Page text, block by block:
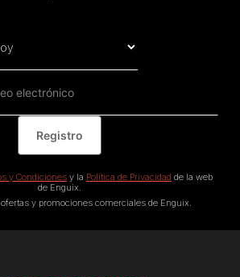
y Condicionesy la Política de Privacidad de la web
de Enguix.
y promociones comerciales de Enguix.